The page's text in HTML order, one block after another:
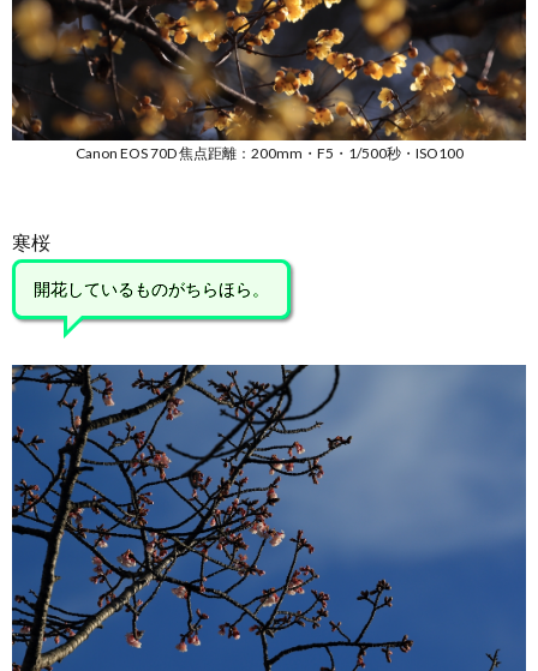
Canon EOS 70D 焦点距離：200mm・F5・1/500秒・ISO100
寒桜
開花しているものがちらほら。